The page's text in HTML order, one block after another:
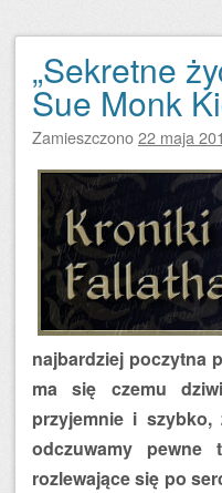
„Sekretne
Sue Monk
Zamieszczono22 maja
najbardziej poczytna
ma się czemu
przyjemnie i
odczuwamy pewne
rozlewające się po